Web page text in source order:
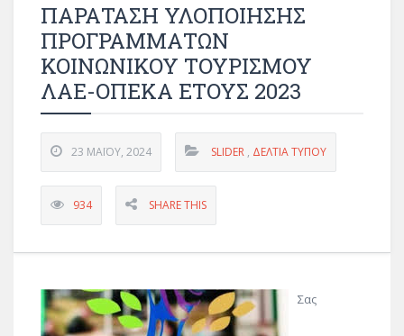
ΠΑΡΑΤΑΣΗ ΥΛΟΠΟΙΗΣΗΣ
ΠΡΟΓΡΑΜΜΑΤΩΝ
ΚΟΙΝΩΝΙΚΟΥ ΤΟΥΡΙΣΜΟΥ
ΛΑΕ-ΟΠΕΚΑ ΕΤΟΥΣ 2023
23 ΜΑΪ́ΟΥ, 2024 SLIDER , ΔΕΛΤΊΑ ΤΎΠΟΥ
934 SHARE THIS
Σας